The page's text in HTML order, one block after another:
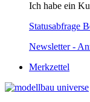
Ich habe ein
Statusabfrage
Newsletter -
Merkzettel